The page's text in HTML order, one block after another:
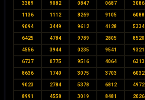
3389 9082 0847 0687 3086
1136 1112 8269 9105 6088
9094 3449 9612 4128 5334
6425 4784 9789 2805 8520
4556 3944 0235 9541 9321
6737 0775 9516 4064 6313
8636 1740 3075 3703 6032
9023 2784 5378 6812 4972
8991 4558 3019 8481 2026